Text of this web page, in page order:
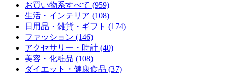
お買い物系すべて (959)
生活・インテリア (108)
日用品・雑貨・ギフト (174)
ファッション (146)
アクセサリー・時計 (40)
美容・化粧品 (108)
ダイエット・健康食品 (37)